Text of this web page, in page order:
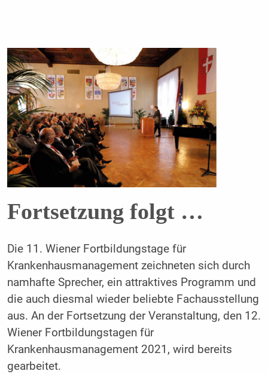
Fortsetzung folgt …
Die 11. Wiener Fortbildungstage für
Krankenhausmanagement zeichneten sich durch
namhafte Sprecher, ein attraktives Programm und
die auch diesmal wieder beliebte Fachausstellung
aus. An der Fortsetzung der Veranstaltung, den 12.
Wiener Fortbildungstagen für
Krankenhausmanagement 2021, wird bereits
gearbeitet.